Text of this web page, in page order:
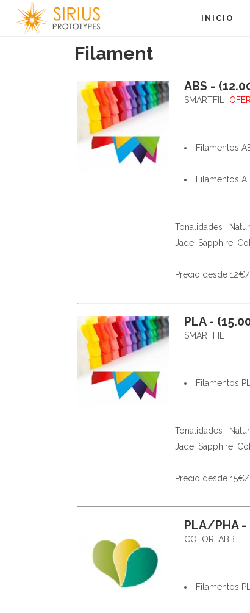
INICIO
Filament
ABS -
SMARTFIL
Filamentos
Filamentos
Tonalidades :
Jade, Sapphire,
Precio desde 12€/
PLA -
SMARTFIL
Filamentos
Tonalidades :
Jade, Sapphire,
Precio desde 15€/
PLA/PHA
COLORFABB
Filamentos